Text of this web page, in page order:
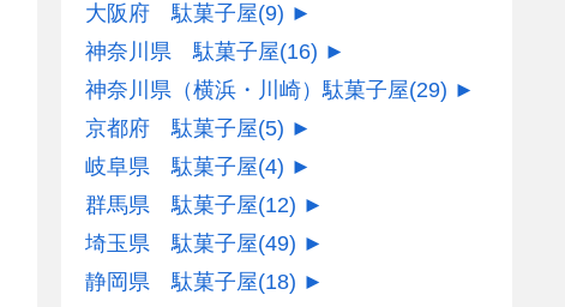
大阪府 駄菓子屋(9) ►
神奈川県 駄菓子屋(16) ►
神奈川県（横浜・川崎）駄菓子屋(29) ►
京都府 駄菓子屋(5) ►
岐阜県 駄菓子屋(4) ►
群馬県 駄菓子屋(12) ►
埼玉県 駄菓子屋(49) ►
静岡県 駄菓子屋(18) ►